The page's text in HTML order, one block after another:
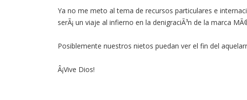
Ya no me meto al tema de recursos particulares e
serÃ¡ un viaje al infierno en la denigraciÃ³n de la marca
Posiblemente nuestros nietos puedan ver el fin del
Â¡Vive Dios!